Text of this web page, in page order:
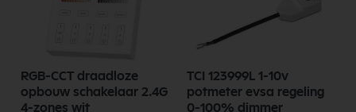
RGB-CCT draadloze
opbouw schakelaar 2.4G
4-zones wit
TCI 123999L 1-10v
potmeter evsa regeling
0-100% dimmer